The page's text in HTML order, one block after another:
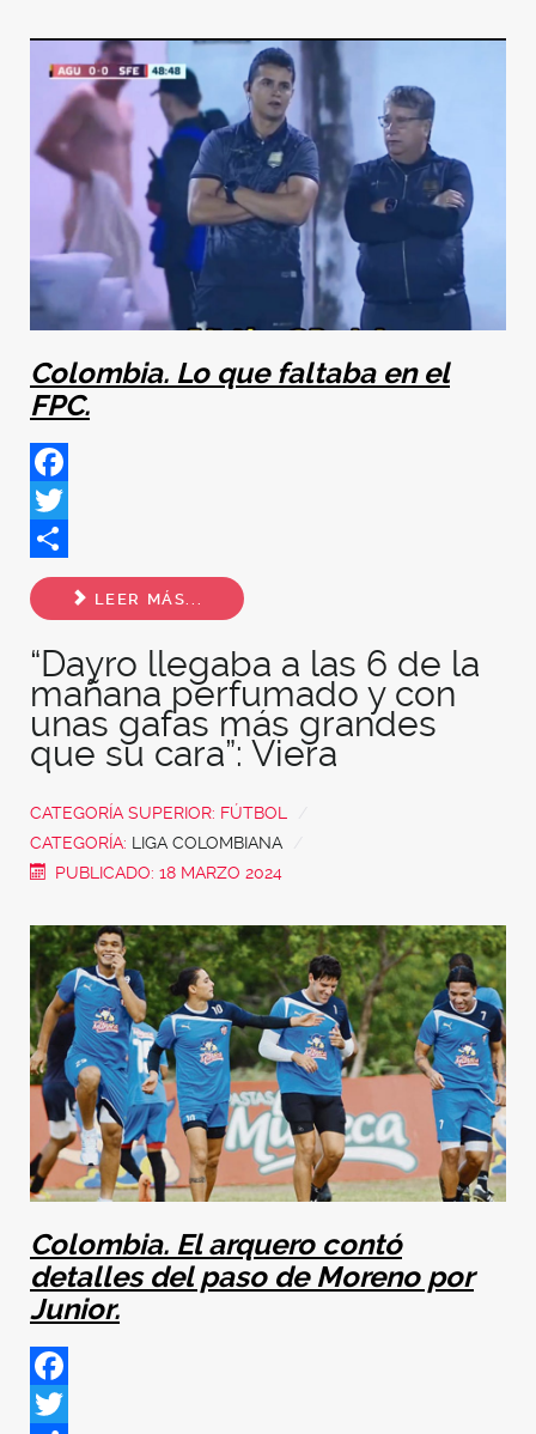
Colombia. Lo que faltaba en el
FPC.
Facebook
Twitter
Share
LEER MÁS...
“Dayro llegaba a las 6 de la
mañana perfumado y con
unas gafas más grandes
que su cara”: Viera
CATEGORÍA SUPERIOR: FÚTBOL
CATEGORÍA: LIGA COLOMBIANA
PUBLICADO: 18 MARZO 2024
Colombia. El arquero contó
detalles del paso de Moreno por
Junior.
Facebook